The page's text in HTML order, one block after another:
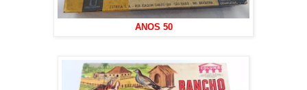
ANOS 50